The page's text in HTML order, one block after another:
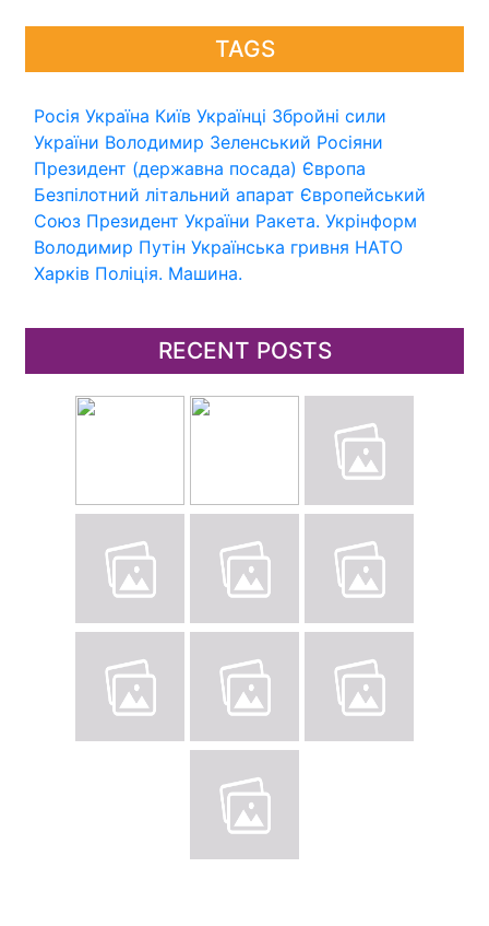
TAGS
Росія Україна Київ Українці Збройні сили
України Володимир Зеленський Росіяни
Президент (державна посада) Європа
Безпілотний літальний апарат Європейський
Союз Президент України Ракета. Укрінформ
Володимир Путін Українська гривня НАТО
Харків Поліція. Машина.
RECENT POSTS